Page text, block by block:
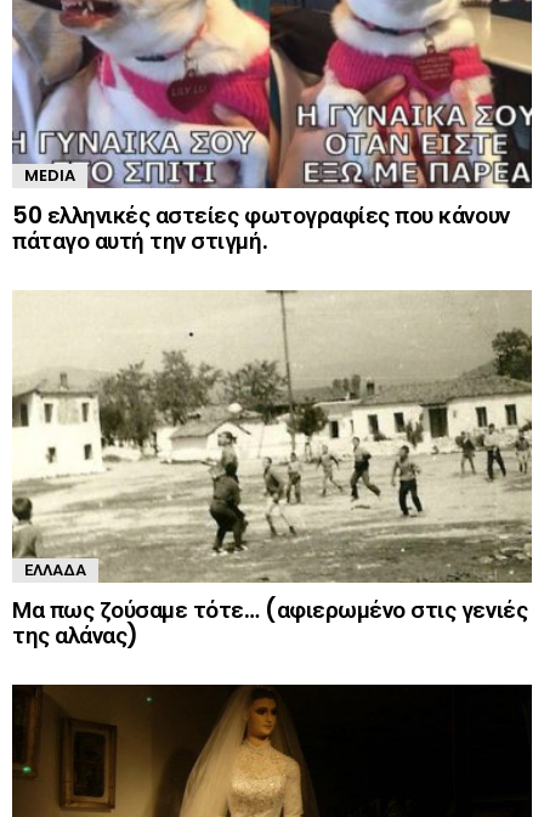
MEDIA
50 ελληνικές αστείες φωτογραφίες που κάνουν
πάταγο αυτή την στιγμή.
ΕΛΛΆΔΑ
Μα πως ζούσαμε τότε… (αφιερωμένο στις γενιές
της αλάνας)